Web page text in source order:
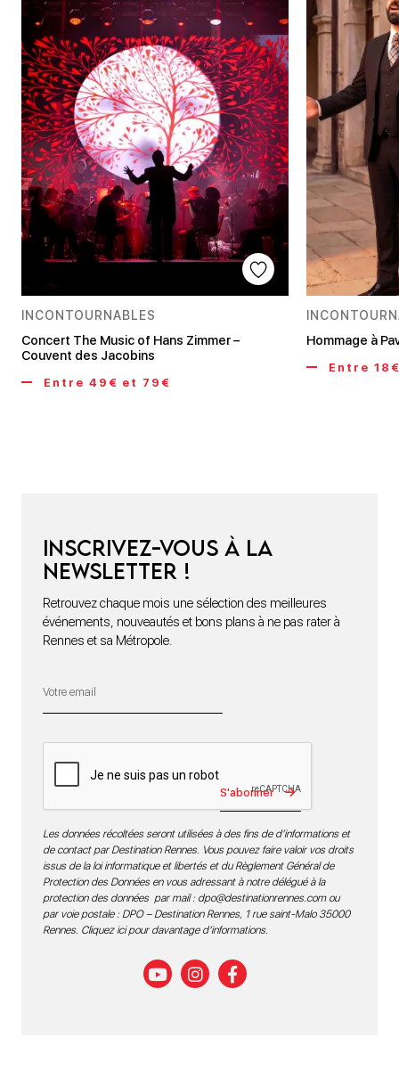
INCONTOURNABLES
Concert The Music of Hans Zimmer –
Couvent des Jacobins
Entre 49€ et 79€
Hommage à
Entre
Inscrivez-vous à la
newsletter !
Retrouvez chaque mois une sélection des meilleures
événements, nouveautés et bons plans à ne pas rater à
Rennes et sa Métropole.
S'abonner
Les données récoltées seront utilisées à des fins de d’informations et
de contact par Destination Rennes. Vous pouvez faire valoir vos droits
issus de la loi informatique et libertés et du Règlement Général de
Protection des Données en vous adressant à notre délégué à la
protection des données par mail : dpo@destinationrennes.comou
par voie postale : DPO – Destination Rennes, 1 rue saint-Malo 35000
Rennes. Cliquez ici pour davantage d’informations.